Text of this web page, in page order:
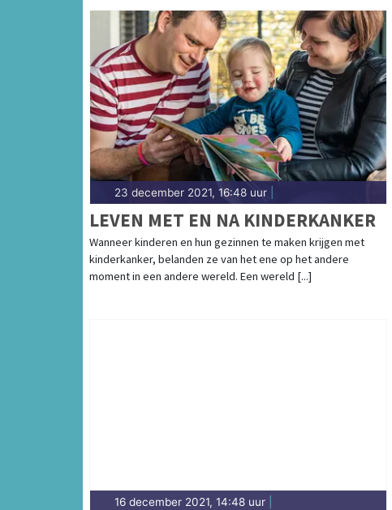
23 december 2021, 16:48 uur
LEVEN MET EN NA KINDERKANKER
Wanneer kinderen en hun gezinnen te maken krijgen met
kinderkanker, belanden ze van het ene op het andere
moment in een andere wereld. Een wereld [...]
16 december 2021, 14:48 uur